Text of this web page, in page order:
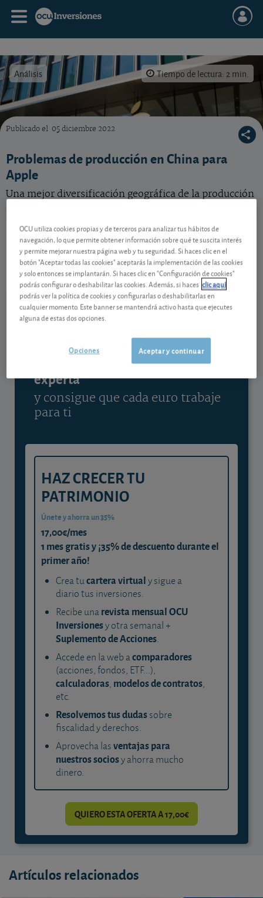
Análisis Tiempo de lectura: 2 min.
Las interrupciones en la producción de iPhone en China lastrarán los resultados del
Publicado el 05 diciembre 2022
Problemas de producción en China para
Apple
Una mejor diversificación geográfica de la producción
Apple
US0378331005
07/08/2026 Nasdaq
313,33 USD
0,92 USD (0,29 %)
Ver detalladamente
Contenido reservado a SOCIOS
Gestiona tu dinero con visión
experta
y consigue que cada euro trabaje
para ti
HAZ CRECER TU
PATRIMONIO
Únete y ahorra un 35%
17,00€/mes
1 mes gratis y ¡35% de descuento durante el
primer año!
Crea tucartera virtualy sigue a
diario tus inversiones.
Recibe unarevista mensual OCU
Inversionesy otra semanal +
Suplemento de Acciones.
Accede en la web acomparadores
(acciones, fondos, ETF...),
calculadoras, modelos de contratos,
etc.
Resolvemos tus dudassobre
fiscalidad y derechos.
Aprovecha lasventajas para
nuestros sociosy ahorra mucho
dinero.
QUIERO ESTA OFERTA A 17,00€
Artículos relacionados
OCU utiliza cookies propias y de terceros para analizar tus hábitos de
navegación, lo que permite obtener información sobre qué te suscita interés
y permite mejorar nuestra página web y tu seguridad. Si haces clic en el
botón "Aceptar todas las cookies" aceptarás la implementación de las cookies
y solo entonces se implantarán. Si haces clic en "Configuración de cookies"
podrás configurar o deshabilitar las cookies. Además, si haces clic aquí
podrás ver la política de cookies y configurarlas o deshabilitarlas en
cualquier momento. Este banner se mantendrá activo hasta que ejecutes
alguna de estas dos opciones.
Aceptar y continuar
Opciones